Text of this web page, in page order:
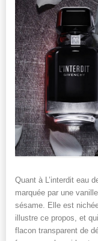
Quant à L’interdit eau
marquée par une
sésame. Elle est
illustre ce propos, et
flacon transparent de